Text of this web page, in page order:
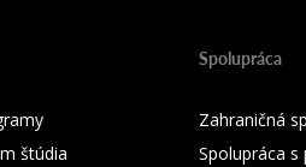
štúdia
Spolupráca
Zahraničná
Spolupráca s